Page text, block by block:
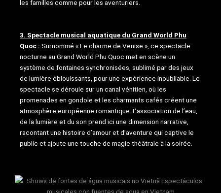
les familles comme pour les aventuriers.
3. Spectacle musical aquatique du Grand World Phu
Quoc : Surnommé « Le charme de Venise », ce spectacle
nocturne au Grand World Phu Quoc met en scène un
système de fontaines synchronisées, sublimé par des jeux
de lumière éblouissants, pour une expérience inoubliable. Le
spectacle se déroule sur un canal vénitien, où les
promenades en gondole et les charmants cafés créent une
atmosphère européenne romantique. L’association de l’eau,
de la lumière et du son prend ici une dimension narrative,
racontant une histoire d’amour et d’aventure qui captive le
public et ajoute une touche de magie théâtrale à la soirée.